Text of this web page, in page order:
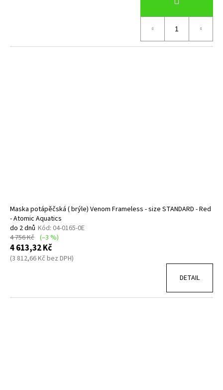
Maska potápěčská ( brýle) Venom Frameless - size STANDARD - Red
- Atomic Aquatics
do 2 dnů Kód: 04-0165-0E
4 756 Kč (–3 %)
4 613,32 Kč
(3 812,66 Kč bez DPH)
DETAIL